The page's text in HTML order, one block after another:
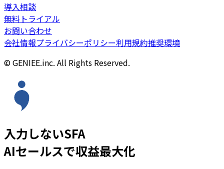
導入相談
無料トライアル
お問い合わせ
会社情報プライバシーポリシー利用規約推奨環境
© GENIEE.inc. All Rights Reserved.
入力しないSFA
AIセールスで収益最大化